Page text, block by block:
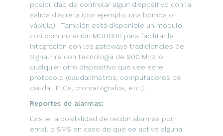
posibilidad de controlar algún dispositivo con la
salida discreta (por ejemplo, una bomba o
válvula). También está disponible un módulo
con comunicación MODBUS para facilitar la
integración con los gateways tradicionales de
SignalFire con tecnología de 900 MHz, o
cualquier otro dispositivo que use este
protocolo (caudalímetros, computadores de
caudal, PLCs, cromatógrafos, etc.).
Reportes de alarmas:
Existe la posibilidad de recibir alarmas por
email o SMS en caso de que se active alguna